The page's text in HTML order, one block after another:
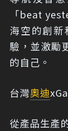
「beat
海空的創
驗，並激勵
的自己。
台灣奧迪
從產品生產